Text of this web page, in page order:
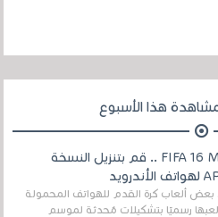
هذا الأسبوع
FIFA 16 MOD 2026 .. قم بتنزيل النسخة
بعض ألعاب كرة القدم للهواتف المحمولة
رسميًا بتشكيلات مُحدثة لموسم